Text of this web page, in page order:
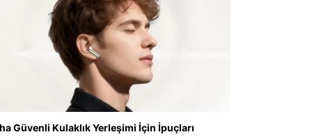
Güvenli Kulaklık Yerleşimi İçin İpuçları